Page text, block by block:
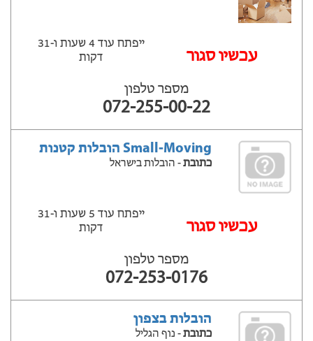
‫עכשיו סגור
ייפתח עוד 4 שעות ‫ו-31
דקות
מספר טלפון
072-255-00-22
Small-Moving הובלות קטנות
כתובת- הובלות בישראל
‫עכשיו סגור
ייפתח עוד 5 שעות ‫ו-31
דקות
מספר טלפון
072-253-0176
הובלות בצפון
כתובת- נוף הגליל